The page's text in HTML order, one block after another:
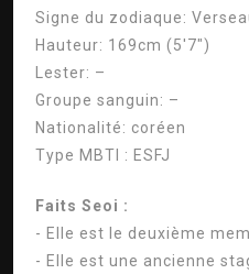
Signe du zodiaque:
Hauteur: 169cm (5'7″)
Lester: –
Groupe sanguin: –
Nationalité: coréen
Type MBTI : ESFJ
Faits Seoi :
- Elle est le deuxième
- Elle est une ancienne